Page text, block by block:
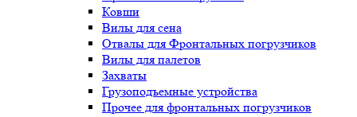
Ковши
Вилы для сена
Отвалы для Фронтальных погрузчиков
Вилы для палетов
Захваты
Грузоподъемные устройства
Прочее для фронтальных погрузчиков